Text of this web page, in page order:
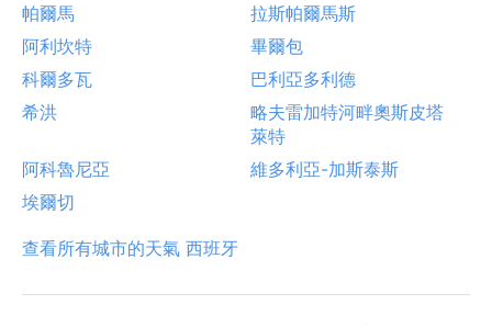
帕爾馬
拉斯帕爾馬斯
阿利坎特
畢爾包
科爾多瓦
巴利亞多利德
希洪
略夫雷加特河畔奧斯皮塔
萊特
阿科魯尼亞
維多利亞-加斯泰斯
埃爾切
查看所有城市的天氣 西班牙